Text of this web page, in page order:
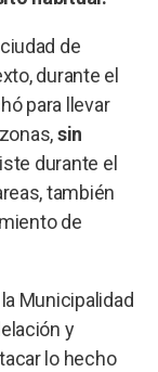
de
durante el
para llevar
sin
durante el
también
de
Municipalidad
y
lo hecho